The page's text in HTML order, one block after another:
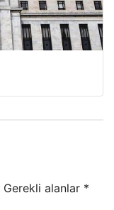
Gerekli alanlar *